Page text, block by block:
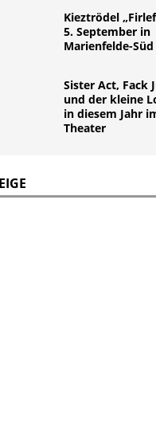
Kieztrödel
5. September in
Marienfelde-Süd
Sister Act, Fack
und der kleine
in diesem Jahr
Theater